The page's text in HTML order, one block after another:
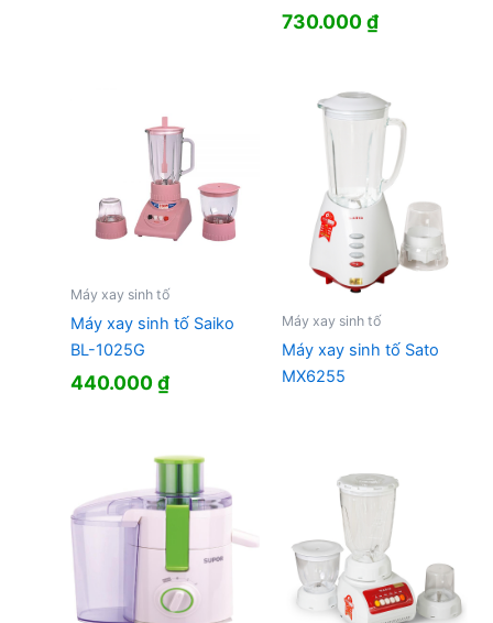
730.000₫
Máy xay sinh tố
Máy xay sinh tố Saiko
BL-1025G
440.000₫
Máy xay sinh tố
Máy xay sinh tố Sato
MX6255